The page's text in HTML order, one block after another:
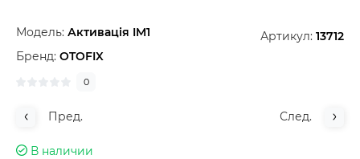
Модель: Активація IM1 Артикул: 13712
Бренд: OTOFIX
0
Пред. След.
В наличии